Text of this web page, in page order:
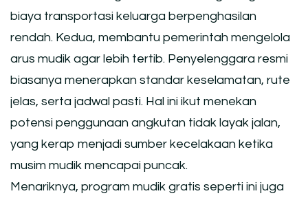
biaya transportasi keluarga berpenghasilan
rendah. Kedua, membantu pemerintah mengelola
arus mudik agar lebih tertib. Penyelenggara resmi
biasanya menerapkan standar keselamatan, rute
jelas, serta jadwal pasti. Hal ini ikut menekan
potensi penggunaan angkutan tidak layak jalan,
yang kerap menjadi sumber kecelakaan ketika
musim mudik mencapai puncak.
Menariknya, program mudik gratis seperti ini juga